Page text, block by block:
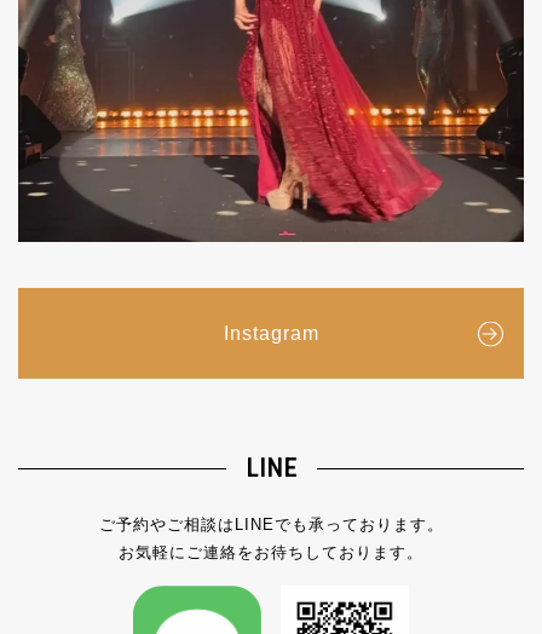
Instagram
LINE
ご予約やご相談はLINEでも承っております。
お気軽にご連絡をお待ちしております。